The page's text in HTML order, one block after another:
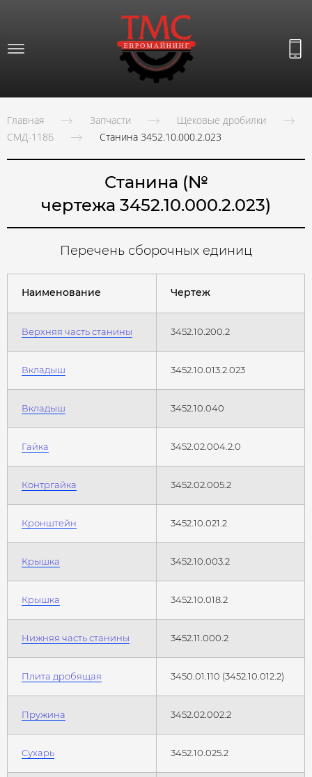
Главная Запчасти
Щековые дробилки
СМД-118Б
Станина 3452.10.000.2.023
Станина (№
чертежа 3452.10.000.2.023)
Перечень сборочных единиц
Наименование Чертеж
Верхняя часть станины 3452.10.200.2
Вкладыш 3452.10.013.2.023
Вкладыш 3452.10.040
Гайка 3452.02.004.2.0
Контргайка 3452.02.005.2
Кронштейн 3452.10.021.2
Крышка 3452.10.003.2
Крышка 3452.10.018.2
Нижняя часть станины 3452.11.000.2
Плита дробящая 3450.01.110 (3452.10.012.2)
Пружина 3452.02.002.2
Сухарь 3452.10.025.2